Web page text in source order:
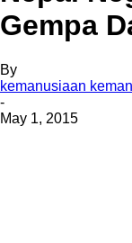
Gempa
By
kemanusiaan
-
May 1, 2015